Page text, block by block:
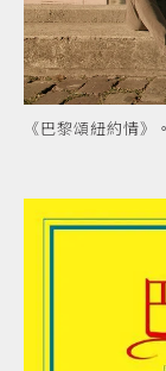
《巴黎頌紐約情